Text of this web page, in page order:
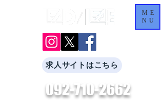
092-710-2662
ME
NU
求人サイトはこちら